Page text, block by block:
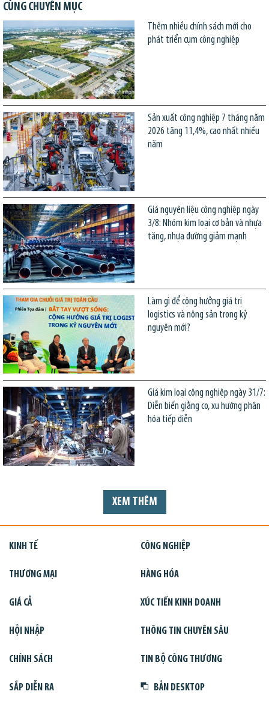
CÙNG CHUYÊN MỤC
Thêm nhiều chính sách mới cho
phát triển cụm công nghiệp
Sản xuất công nghiệp 7 tháng năm
2026 tăng 11,4%, cao nhất nhiều
năm
Giá nguyên liệu công nghiệp ngày
3/8: Nhóm kim loại cơ bản và nhựa
tăng, nhựa đường giảm mạnh
Làm gì để cộng hưởng giá trị
logistics và nông sản trong kỷ
nguyên mới?
Giá kim loại công nghiệp ngày 31/7:
Diễn biến giằng co, xu hướng phân
hóa tiếp diễn
XEM THÊM
KINH TẾ CÔNG NGHIỆP
THƯƠNG MẠI HÀNG HÓA
GIÁ CẢ XÚC TIẾN KINH DOANH
HỘI NHẬP THÔNG TIN CHUYÊN SÂU
CHÍNH SÁCH TIN BỘ CÔNG THƯƠNG
SẮP DIỄN RA BẢN DESKTOP